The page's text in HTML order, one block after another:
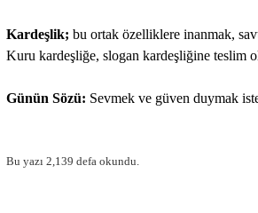
Kardeşlik; bu ortak özelliklere inanmak,
Kuru kardeşliğe, slogan kardeşliğine teslim
Günün Sözü: Sevmek ve güven duymak
Bu yazı 2,139 defa okundu.